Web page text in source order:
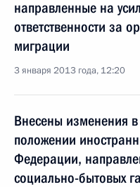
направленные на
ответственности за
миграции
3 января 2013 года, 12:20
Внесены изменения
положении
Федерации,
социально-бытовых